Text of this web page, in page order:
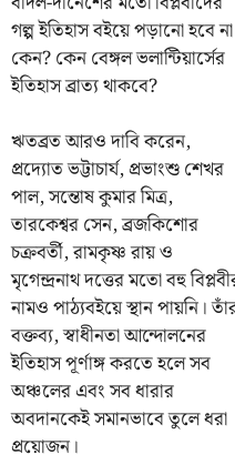
গল্প ইতিহাস বইয়ে পড়ানো হবে না
কেন? কেন বেঙ্গল ভলান্টিয়ার্সের
ইতিহাস ব্রাত্য থাকবে?
ঋতব্রত আরও দাবি করেন,
প্রদ্যোত ভট্টাচার্য, প্রভাংশু শেখর
পাল, সন্তোষ কুমার মিত্র,
তারকেশ্বর সেন, ব্রজকিশোর
চক্রবর্তী, রামকৃষ্ণ রায় ও
মৃগেন্দ্রনাথ দত্তের মতো বহু
নামও পাঠ্যবইয়ে স্থান পায়নি।
বক্তব্য, স্বাধীনতা আন্দোলনের
ইতিহাস পূর্ণাঙ্গ করতে হলে সব
অঞ্চলের এবং সব ধারার
অবদানকেই সমানভাবে তুলে ধরা
প্রয়োজন।